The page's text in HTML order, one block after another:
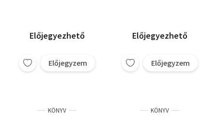
Előjegyezhető
Előjegyzem
Előjegyezhető
Előjegyzem
KÖNYV KÖNYV